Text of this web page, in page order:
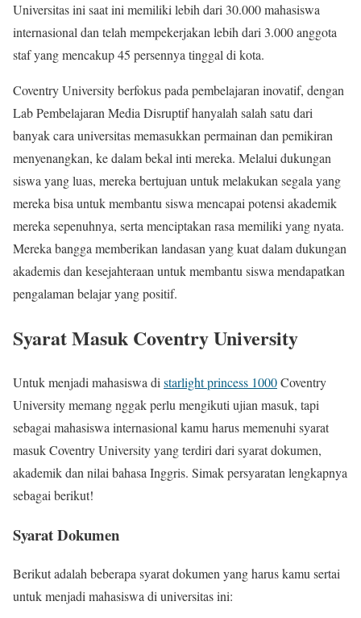
Universitas ini saat ini memiliki lebih dari 30.000 mahasiswa
internasional dan telah mempekerjakan lebih dari 3.000 anggota
staf yang mencakup 45 persennya tinggal di kota.
Coventry University berfokus pada pembelajaran inovatif, dengan
Lab Pembelajaran Media Disruptif hanyalah salah satu dari
banyak cara universitas memasukkan permainan dan pemikiran
menyenangkan, ke dalam bekal inti mereka. Melalui dukungan
siswa yang luas, mereka bertujuan untuk melakukan segala yang
mereka bisa untuk membantu siswa mencapai potensi akademik
mereka sepenuhnya, serta menciptakan rasa memiliki yang nyata.
Mereka bangga memberikan landasan yang kuat dalam dukungan
akademis dan kesejahteraan untuk membantu siswa mendapatkan
pengalaman belajar yang positif.
Syarat Masuk Coventry University
Untuk menjadi mahasiswa di starlight princess 1000Coventry
University memang nggak perlu mengikuti ujian masuk, tapi
sebagai mahasiswa internasional kamu harus memenuhi syarat
masuk Coventry University yang terdiri dari syarat dokumen,
akademik dan nilai bahasa Inggris. Simak persyaratan lengkapnya
sebagai berikut!
Syarat Dokumen
Berikut adalah beberapa syarat dokumen yang harus kamu sertai
untuk menjadi mahasiswa di universitas ini: